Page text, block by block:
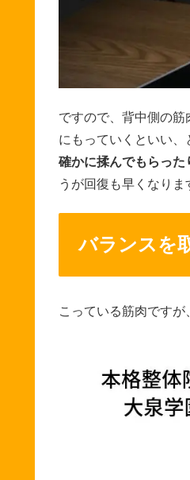
ですので、背中側の
にもっていくといい、
確かに揉んでもらった
うが回復も早くなりま
バランスを
こっている筋肉です